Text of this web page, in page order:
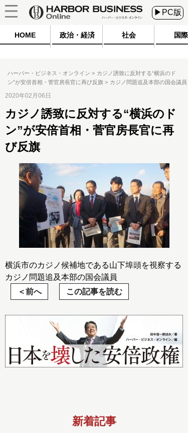
▶PC版
HOME 政治・経済 社会 国際
ハーバー・ビジネス・オンライン
カジノ誘致に反対する“横浜のド
ン”が安倍首相・菅官房長官に再び反旗
カジノ問題追及本部の国会議員
2020年02月06日
カジノ誘致に反対する“横浜のド
ン”が安倍首相・菅官房長官に再
び反旗
横浜市のカジノ候補地である山下埠頭を視察する
カジノ問題追及本部の国会議員
前へ
この記事を読む
新着記事